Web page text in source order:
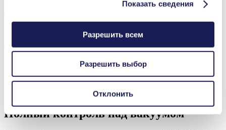
Показать сведения
Разрешить всем
Разрешить выбор
Отклонить
воздействию, безмасляный мембранный вакуумный насос. А
насос в систему, обеспечивающую еще более высокий уровень
безопасности для экологии. Благодаря новому
усовершенствованному дизайну системных компонентов,
таких как сепаратор, высокопроизводительный конденсатор и
LABOPORT® готово взять на себя решение множества
лабораторных задач.
Полный контроль над вакуумом